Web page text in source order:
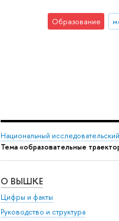
Образование
Национальный
Тема «образовательные
О ВЫШКЕ
Цифры и факты
Руководство и структура